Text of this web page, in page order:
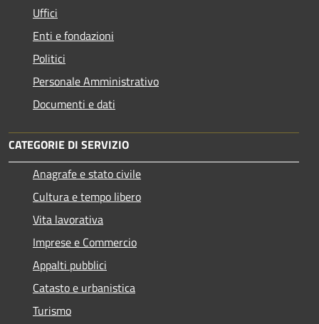
Uffici
Enti e fondazioni
Politici
Personale Amministrativo
Documenti e dati
CATEGORIE DI SERVIZIO
Anagrafe e stato civile
Cultura e tempo libero
Vita lavorativa
Imprese e Commercio
Appalti pubblici
Catasto e urbanistica
Turismo